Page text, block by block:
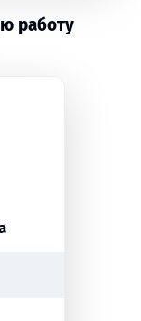
работу